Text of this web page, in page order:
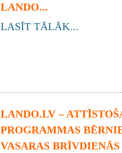
LANDO...
LASĪT TĀLĀK...
LANDO.LV –
PROGRAMMAS
VASARAS BRĪVDIENĀS